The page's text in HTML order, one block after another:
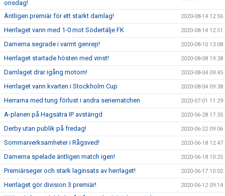
onsdag!
Äntligen premiär för ett starkt damlag! 2020-08-14 12:56
Herrlaget vann med 1-0 mot Södertälje FK 2020-08-14 12:51
Damerna segrade i varmt genrep! 2020-08-10 13:08
Herrlaget startade hösten med vinst! 2020-08-08 19:38
Damlaget drar igång motorn! 2020-08-04 09:45
Herrlaget vann kvarten i Stockholm Cup 2020-08-04 09:38
Herrarna med tung förlust i andra seriematchen 2020-07-01 11:29
A-planen på Hagsätra IP avstängd 2020-06-28 17:35
Derby utan publik på fredag! 2020-06-22 09:06
Sommarverksamheter i Rågsved! 2020-06-18 12:47
Damerna spelade äntligen match igen! 2020-06-18 10:25
Premiärseger och stark laginsats av herrlaget! 2020-06-17 10:02
Herrlaget gör division 3 premiär! 2020-06-12 09:14